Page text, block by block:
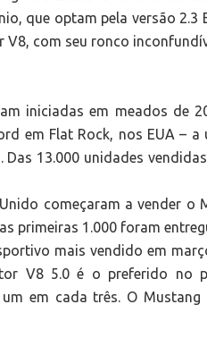
que optam pela versão 2.3
com seu ronco
iniciadas em meados de
em Flat Rock, nos EUA –
13.000 unidades
começaram a vender o
primeiras 1.000 foram
mais vendido em
V8 5.0 é o preferido no
em cada três. O